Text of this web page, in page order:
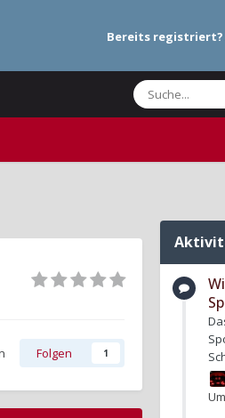
Bereits registriert?
Folgen 1